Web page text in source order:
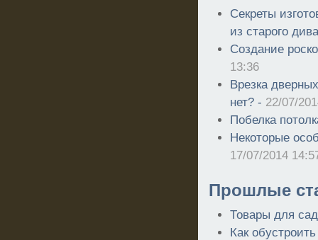
Секреты
из старого
Создание
13:36
Врезка
нет? - 22/07/
Побелка
Некоторые
17/07/2014
Прошлые
Товары для
Как